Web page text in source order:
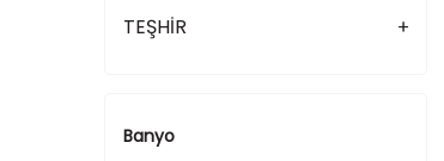
TEŞHİR
Banyo